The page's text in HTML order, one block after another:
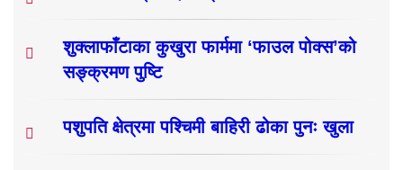
शुक्लाफाँटाका कुखुरा फार्ममा ‘फाउल पोक्स’को
सङ्क्रमण पुष्टि
पशुपति क्षेत्रमा पश्चिमी बाहिरी ढोका पुनः खुला